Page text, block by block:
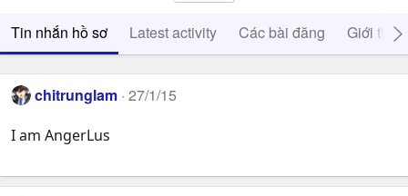
Tin nhắn hồ sơ Latest activity Các bài đăng Giới thiệu
chitrunglam 27/1/15
I am AngerLus